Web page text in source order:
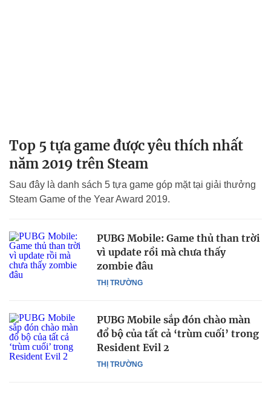
Top 5 tựa game được yêu thích nhất
năm 2019 trên Steam
Sau đây là danh sách 5 tựa game góp mặt tại giải thưởng
Steam Game of the Year Award 2019.
THỊ TRƯỜNG
PUBG Mobile: Game thủ than trời
vì update rồi mà chưa thấy
zombie đâu
THỊ TRƯỜNG
PUBG Mobile sắp đón chào màn
đổ bộ của tất cả ‘trùm cuối’ trong
Resident Evil 2